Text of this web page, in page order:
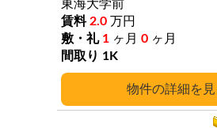
詳細
東海大学前
2.0 万円
1 ヶ月 0 ヶ月
1K